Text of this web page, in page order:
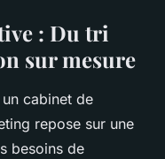
: Du tri
sur mesure
cabinet de
repose sur une
besoins de